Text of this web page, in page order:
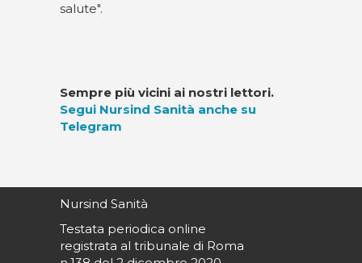
salute".
Sempre più vicini ai nostri lettori.
Segui Nursind Sanità anche su
Telegram
Nursind Sanità
Testata periodica online
registrata al tribunale di Roma